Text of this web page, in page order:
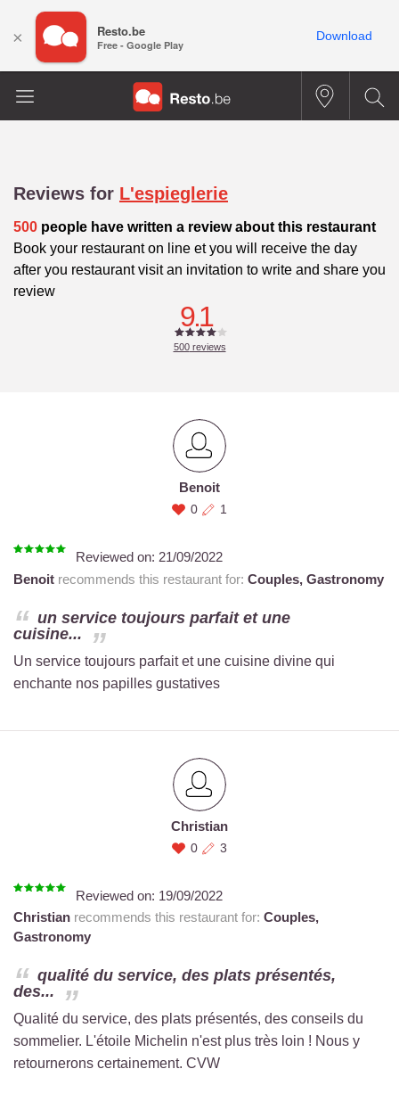
Reviews for L'espieglerie
500 people have written a review about this restaurant
Book your restaurant on line et you will receive the day
after you restaurant visit an invitation to write and share you
review
9.1
500reviews
Benoit
0 1
Reviewed on: 21/09/2022
Benoit recommends this restaurant for: Couples, Gastronomy
un service toujours parfait et une
cuisine...
Un service toujours parfait et une cuisine divine qui
enchante nos papilles gustatives
Christian
0 3
Reviewed on: 19/09/2022
Christian recommends this restaurant for: Couples,
Gastronomy
qualité du service, des plats présentés,
des...
Qualité du service, des plats présentés, des conseils du
sommelier. L'étoile Michelin n'est plus très loin ! Nous y
retournerons certainement. CVW
× Resto.be
Free - Google Play
Download